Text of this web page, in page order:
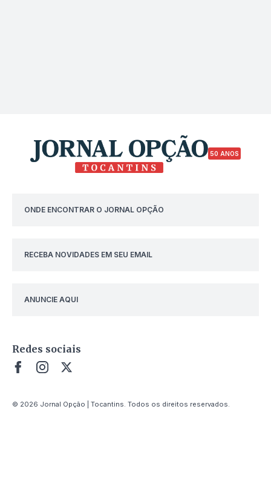
50 ANOS
ONDE ENCONTRAR O JORNAL OPÇÃO
RECEBA NOVIDADES EM SEU EMAIL
ANUNCIE AQUI
Redes sociais
© 2026 Jornal Opção | Tocantins. Todos os direitos reservados.